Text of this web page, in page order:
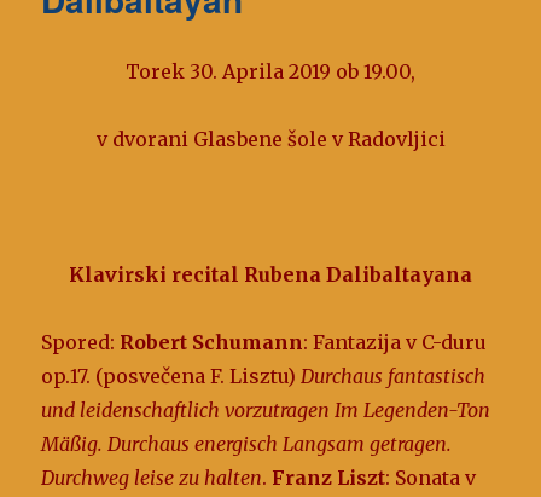
Torek 30. Aprila 2019 ob 19.00,
v dvorani Glasbene šole v Radovljici
Klavirski recital Rubena Dalibaltayana
Spored: Robert Schumann: Fantazija v C-duru
op.17. (posvečena F. Lisztu) Durchaus fantastisch
und leidenschaftlich vorzutragen Im Legenden-Ton
Mäßig. Durchaus energisch Langsam getragen.
Durchweg leise zu halten. Franz Liszt: Sonata v